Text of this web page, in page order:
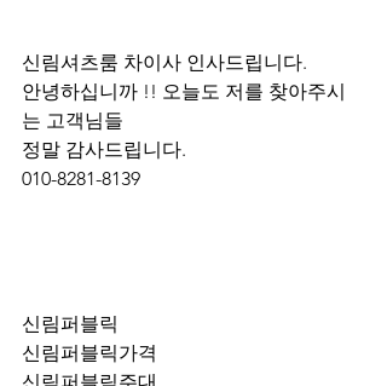
신림셔츠룸 차이사 인사드립니다.
안녕하십니까 !! 오늘도 저를 찾아주시
는 고객님들
정말 감사드립니다.
010-8281-8139
신림퍼블릭
신림퍼블릭가격